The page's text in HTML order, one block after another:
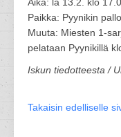
Paikka: Pyynikin
Muuta: Miesten 1-
pelataan Pyynikillä
Iskun tiedotteesta /
Takaisin edelliselle